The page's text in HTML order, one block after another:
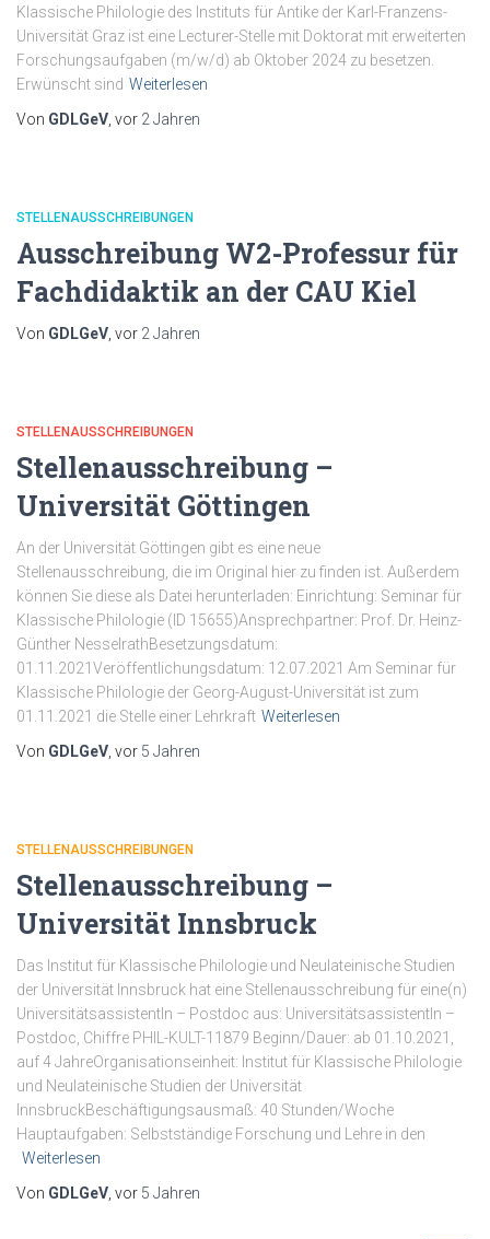
Klassische Philologie des Instituts für Antike der Karl-Franzens-
Universität Graz ist eine Lecturer-Stelle mit Doktorat mit erweiterten
Forschungsaufgaben (m/w/d) ab Oktober 2024 zu besetzen.
Erwünscht sind Weiterlesen
Von GDLGeV , vor 2 Jahren
STELLENAUSSCHREIBUNGEN
Ausschreibung W2-Professur für
Fachdidaktik an der CAU Kiel
Von GDLGeV , vor 2 Jahren
STELLENAUSSCHREIBUNGEN
Stellenausschreibung –
Universität Göttingen
An der Universität Göttingen gibt es eine neue
Stellenausschreibung, die im Original hier zu finden ist. Außerdem
können Sie diese als Datei herunterladen: Einrichtung: Seminar für
Klassische Philologie (ID 15655)Ansprechpartner: Prof. Dr. Heinz-
Günther NesselrathBesetzungsdatum:
01.11.2021Veröffentlichungsdatum: 12.07.2021 Am Seminar für
Klassische Philologie der Georg-August-Universität ist zum
01.11.2021 die Stelle einer Lehrkraft Weiterlesen
Von GDLGeV , vor 5 Jahren
STELLENAUSSCHREIBUNGEN
Stellenausschreibung –
Universität Innsbruck
Das Institut für Klassische Philologie und Neulateinische Studien
der Universität Innsbruck hat eine Stellenausschreibung für eine(n)
UniversitätsassistentIn – Postdoc aus: UniversitätsassistentIn –
Postdoc, Chiffre PHIL-KULT-11879 Beginn/Dauer: ab 01.10.2021,
auf 4 JahreOrganisationseinheit: Institut für Klassische Philologie
und Neulateinische Studien der Universität
InnsbruckBeschäftigungsausmaß: 40 Stunden/Woche
Hauptaufgaben: Selbstständige Forschung und Lehre in den
Weiterlesen
Von GDLGeV , vor 5 Jahren